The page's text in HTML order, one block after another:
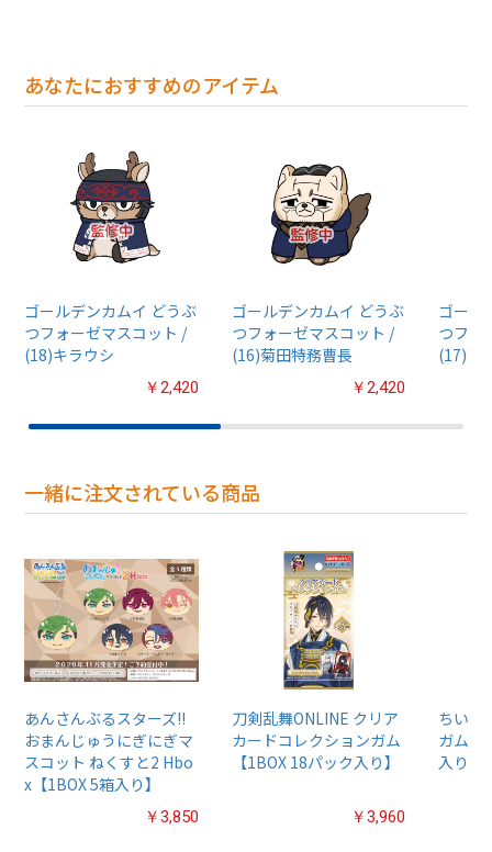
あなたにおすすめのアイテム
ゴールデンカムイ どうぶ
つフォーゼマスコット /
(18)キラウシ
￥2,420
ゴールデンカムイ どうぶ
つフォーゼマスコット /
(16)菊田特務曹長
￥2,420
ゴール
つフォ
(17)有
一緒に注文されている商品
あんさんぶるスターズ!!
おまんじゅうにぎにぎマ
スコット ねくすと2 Hbo
x【1BOX 5箱入り】
￥3,850
刀剣乱舞ONLINE クリア
カードコレクションガム
【1BOX 18パック入り】
￥3,960
ちいか
ガム4
入り】